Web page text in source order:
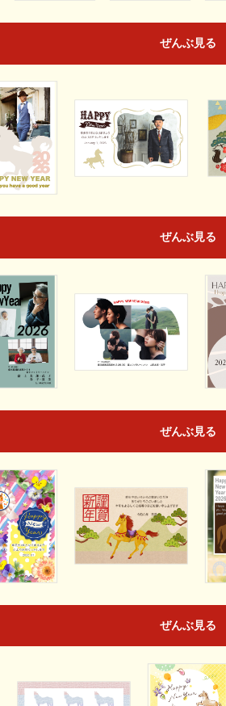
ぜんぶ見る
ぜんぶ見る
ぜんぶ見る
ぜんぶ見る